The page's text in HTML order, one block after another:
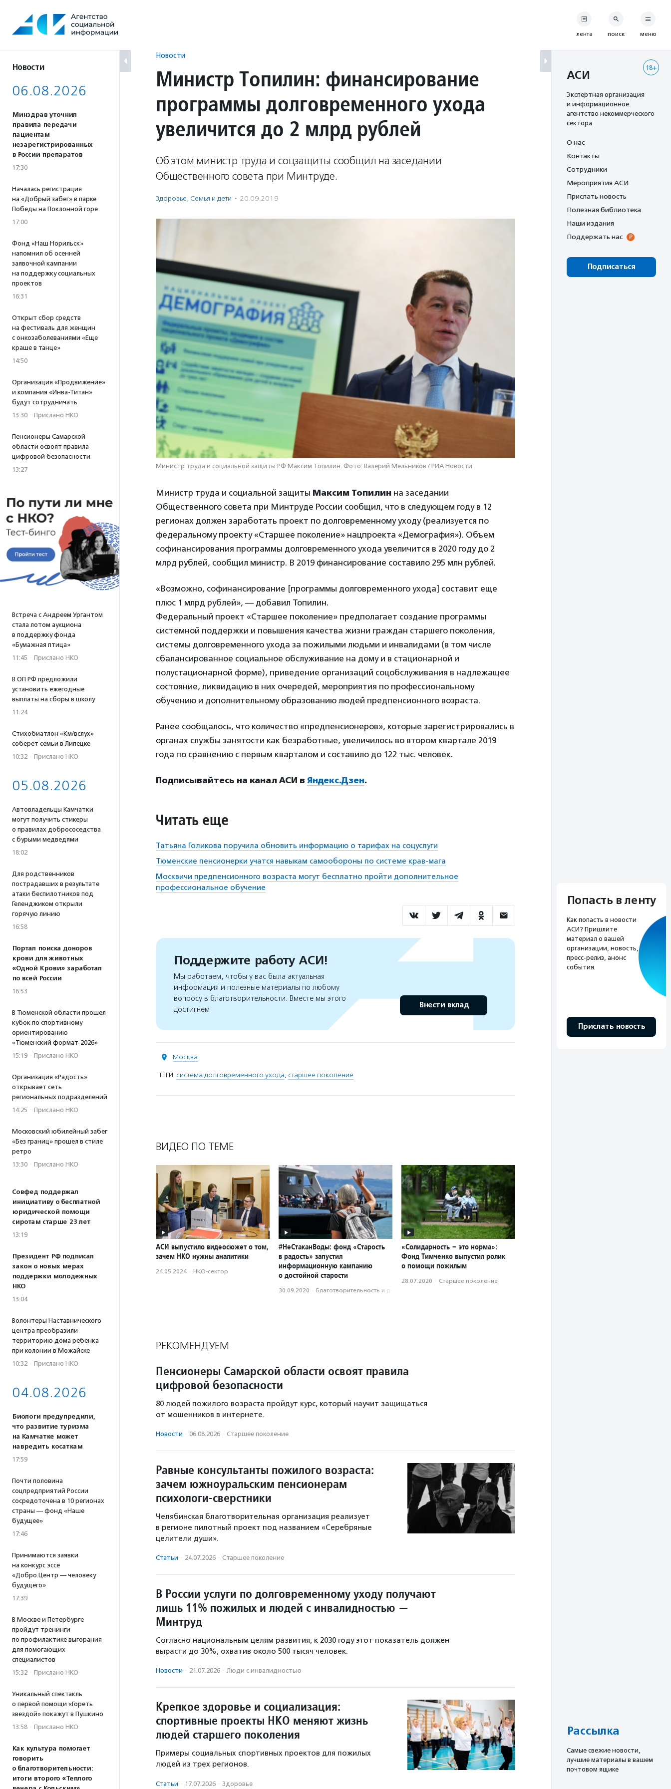
содержанию
Новости
06.08.2026
Минздрав уточнил
правила передачи
пациентам
незарегистрированных
в России препаратов
17:30
Началась регистрация
на «Добрый забег» в парке
Победы на Поклонной горе
17:00
Фонд «Наш Норильск»
напомнил об осенней
заявочной кампании
на поддержку социальных
проектов
16:31
Открыт сбор средств
на фестиваль для женщин
с онкозаболеваниями «Еще
краше в танце»
14:50
Организация «Продвижение»
и компания «Инва-Титан»
будут сотрудничать
13:30 · Прислано НКО
Пенсионеры Самарской
области освоят правила
цифровой безопасности
13:27
Встреча с Андреем Ургантом
стала лотом аукциона
в поддержку фонда
«Бумажная птица»
11:45 · Прислано НКО
В ОП РФ предложили
установить ежегодные
выплаты на сборы в школу
11:24
Стихобиатлон «Км/вслух»
соберет семьи в Липецке
10:32 · Прислано НКО
05.08.2026
Автовладельцы Камчатки
могут получить стикеры
о правилах добрососедства
с бурыми медведями
18:02
Для родственников
пострадавших в результате
атаки беспилотников под
Геленджиком открыли
горячую линию
16:58
Портал поиска доноров
крови для животных
«Одной Крови» заработал
по всей России
16:53
В Тюменской области прошел
кубок по спортивному
ориентированию
«Тюменский формат-2026»
15:19 · Прислано НКО
Организация «Радость»
открывает сеть
региональных подразделений
14:25 · Прислано НКО
Московский юбилейный забег
«Без границ» прошел в стиле
ретро
13:30 · Прислано НКО
Совфед поддержал
инициативу о бесплатной
юридической помощи
сиротам старше 23 лет
13:19
Президент РФ подписал
закон о новых мерах
поддержки молодежных
НКО
13:04
Волонтеры Наставнического
центра преобразили
территорию дома ребенка
при колонии в Можайске
10:32 · Прислано НКО
04.08.2026
Биологи предупредили,
что развитие туризма
на Камчатке может
навредить косаткам
17:59
Почти половина
соцпредприятий России
сосредоточена в 10 регионах
страны — фонд «Наше
будущее»
17:46
Принимаются заявки
на конкурс эссе
«Добро.Центр — человеку
будущего»
17:39
В Москве и Петербурге
пройдут тренинги
по профилактике выгорания
для помогающих
специалистов
15:32 · Прислано НКО
Уникальный спектакль
о первой помощи «Гореть
звездой» покажут в Пушкино
13:58 · Прислано НКО
Как культура помогает
говорить
о благотворительности:
итоги второго «Теплого
Новости
Министр Топилин: финансирование
программы долговременного ухода
увеличится до 2 млрд рублей
Об этом министр труда и соцзащиты сообщил на заседании
Общественного совета при Минтруде.
Здоровье, Семья и дети · 20.09.2019
Министр труда и социальной защиты РФ Максим Топилин. Фото: Валерий Мельников / РИА Новости
Министр труда и социальной защиты Максим Топилин на заседании
Общественного совета при Минтруде России сообщил, что в следующем году в 12
регионах должен заработать проект по долговременному уходу (реализуется по
федеральному проекту «Старшее поколение» нацпроекта «Демография»). Объем
софинансирования программы долговременного ухода увеличится в 2020 году до 2
млрд рублей, сообщил министр. В 2019 финансирование составило 295 млн рублей.
«Возможно, софинансирование [программы долговременного ухода] составит еще
плюс 1 млрд рублей», — добавил Топилин.
Федеральный проект «Старшее поколение» предполагает создание программы
системной поддержки и повышения качества жизни граждан старшего поколения,
системы долговременного ухода за пожилыми людьми и инвалидами (в том числе
сбалансированное социальное обслуживание на дому и в стационарной и
полустационарной форме), приведение организаций соцобслуживания в надлежащее
состояние, ликвидацию в них очередей, мероприятия по профессиональному
обучению и дополнительному образованию людей предпенсионного возраста.
Ранее сообщалось, что количество «предпенсионеров», которые зарегистрировались в
органах службы занятости как безработные, увеличилось во втором квартале 2019
года по сравнению с первым кварталом и составило до 122 тыс. человек.
Подписывайтесь на канал АСИ в Яндекс.Дзен.
Читать еще
Татьяна Голикова поручила обновить информацию о тарифах на соцуслуги
Тюменские пенсионерки учатся навыкам самообороны по системе крав-мага
Москвичи предпенсионного возраста могут бесплатно пройти дополнительное
профессиональное обучение
Поддержите работу АСИ!
Мы работаем, чтобы у вас была актуальная
информация и полезные материалы по любому
вопросу в благотворительности. Вместе мы этого
достигнем
Внести вклад
Москва
ТЕГИ: система долговременного ухода, старшее поколение
ВИДЕО ПО ТЕМЕ
АСИ выпустило видеосюжет о том,
зачем НКО нужны аналитики
24.05.2024 · НКО-сектор
#НеСтаканВоды: фонд «Старость
в радость» запустил
информационную кампанию
о достойной старости
30.09.2020 · Благотвори­тель­ность и доброволь­чест­во
«Солидарность – это норма»:
Фонд Тимченко выпустил ролик
о помощи пожилым
28.07.2020 · Старшее поколение
РЕКОМЕНДУЕМ
Пенсионеры Самарской области освоят правила
цифровой безопасности
80 людей пожилого возраста пройдут курс, который научит защищаться
от мошенников в интернете.
Новости · 06.08.2026 · Старшее поколение
Равные консультанты пожилого возраста:
зачем южноуральским пенсионерам
психологи-сверстники
Челябинская благотворительная организация реализует
в регионе пилотный проект под названием «Серебряные
целители души».
Статьи · 24.07.2026 · Старшее поколение
В России услуги по долговременному уходу получают
лишь 11% пожилых и людей с инвалидностью —
Минтруд
Согласно национальным целям развития, к 2030 году этот показатель должен
вырасти до 30%, охватив около 500 тысяч человек.
Новости · 21.07.2026 · Люди с инвалидностью
Крепкое здоровье и социализация:
спортивные проекты НКО меняют жизнь
людей старшего поколения
Примеры социальных спортивных проектов для пожилых
людей из трех регионов.
Статьи · 17.07.2026 · Здоровье
лента поиск меню
18+
АСИ
Экспертная организация
и информационное
агентство некоммерческого
сектора
О нас
Контакты
Сотрудники
Мероприятия АСИ
Прислать новость
Полезная библиотека
Наши издания
Поддержать нас
Подписаться
Попасть в ленту
Как попасть в новости
АСИ? Пришлите
материал о вашей
организации, новость,
пресс-релиз, анонс
события.
Прислать новость
Рассылка
Cамые свежие новости,
лучшие материалы в вашем
почтовом ящике